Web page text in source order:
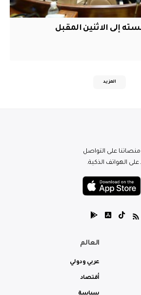
إلى الاثنين المقبل
المزيد
على التواصل
الهواتف الذكية.
العالم
عربي ودولي
أقتصاد